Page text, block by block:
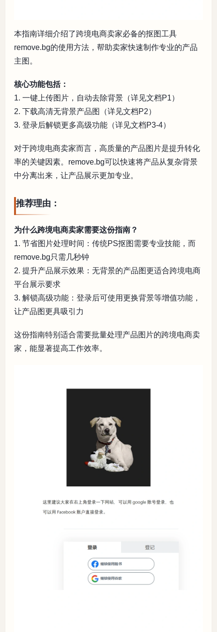
本指南详细介绍了跨境电商卖家必备的抠图工具
remove.bg的使用方法，帮助卖家快速制作专业的产品
主图。
核心功能包括：
1. 一键上传图片，自动去除背景（详见文档P1）
2. 下载高清无背景产品图（详见文档P2）
3. 登录后解锁更多高级功能（详见文档P3-4）
对于跨境电商卖家而言，高质量的产品图片是提升转化
率的关键因素。remove.bg可以快速将产品从复杂背景
中分离出来，让产品展示更加专业。
推荐理由：
为什么跨境电商卖家需要这份指南？
1. 节省图片处理时间：传统PS抠图需要专业技能，而
remove.bg只需几秒钟
2. 提升产品展示效果：无背景的产品图更适合跨境电商
平台展示要求
3. 解锁高级功能：登录后可使用更换背景等增值功能，
让产品图更具吸引力
这份指南特别适合需要批量处理产品图片的跨境电商卖
家，能显著提高工作效率。